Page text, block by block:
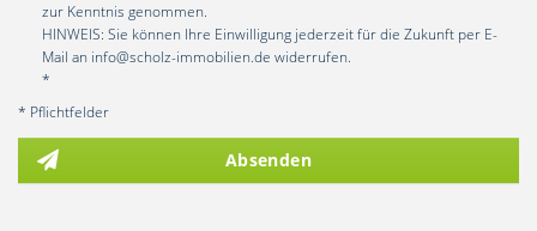
zur Kenntnis genommen.
HINWEIS: Sie können Ihre Einwilligung jederzeit für die Zukunft per E-
Mail an info@scholz-immobilien.de widerrufen.
*
* Pflichtfelder
Absenden